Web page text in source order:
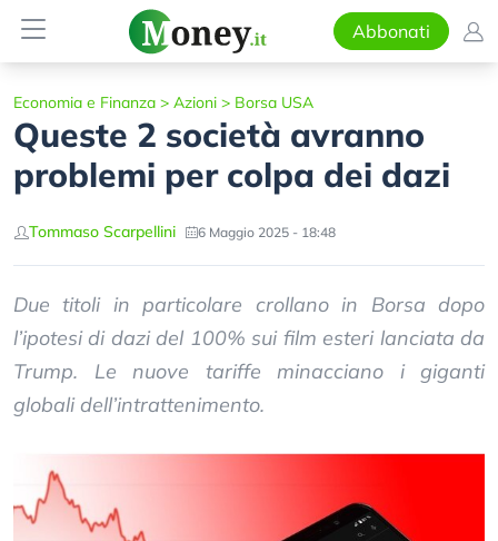
Abbonati
Economia e Finanza > Azioni > Borsa USA
Queste 2 società avranno
problemi per colpa dei dazi
Tommaso Scarpellini 6 Maggio 2025 - 18:48
Due titoli in particolare crollano in Borsa dopo
l’ipotesi di dazi del 100% sui film esteri lanciata da
Trump. Le nuove tariffe minacciano i giganti
globali dell’intrattenimento.